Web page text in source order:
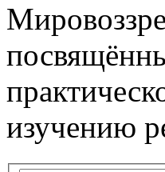
изучению